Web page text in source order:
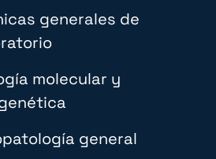
generales de
molecular y
general